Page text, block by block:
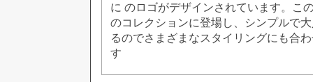
に のロゴがデザインされています。こ
のコレクションに登場し、シンプルで
るのでさまざまなスタイリングにも合
す